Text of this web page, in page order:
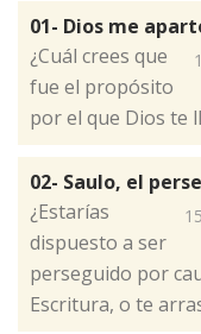
01- Dios me
¿Cuál crees que
fue el propósito
por el que Dios te
02- Saulo, el
¿Estarías
dispuesto a ser
perseguido por
Escritura, o te